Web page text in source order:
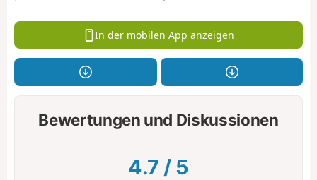
In der mobilen App anzeigen
Bewertungen und Diskussionen
4.7 / 5